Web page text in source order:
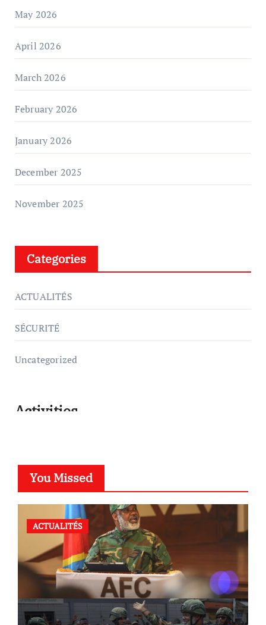
May 2026
April 2026
March 2026
February 2026
January 2026
December 2025
November 2025
Categories
ACTUALITÉS
SÉCURITÉ
Uncategorized
Activities
You Missed
ACTUALITÉS